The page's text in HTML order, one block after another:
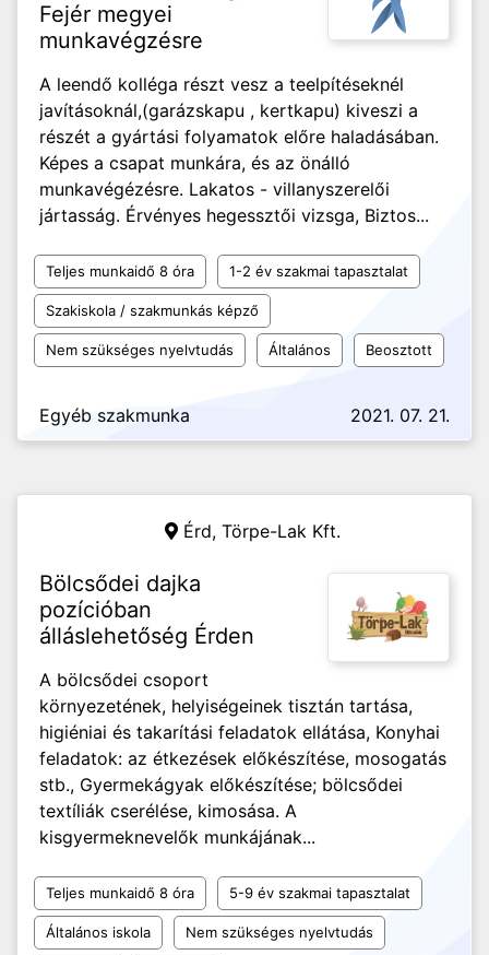
Fejér megyei
munkavégzésre
A leendő kolléga részt vesz a teelpítéseknél
javításoknál,(garázskapu , kertkapu) kiveszi a
részét a gyártási folyamatok előre haladásában.
Képes a csapat munkára, és az önálló
munkavégézésre. Lakatos - villanyszerelői
jártasság. Érvényes hegessztői vizsga, Biztos...
Teljes munkaidő 8 óra 1-2 év szakmai tapasztalat
Szakiskola / szakmunkás képző
Nem szükséges nyelvtudás Általános Beosztott
Egyéb szakmunka 2021. 07. 21.
Érd, Törpe-Lak Kft.
Bölcsődei dajka
pozícióban
álláslehetőség Érden
A bölcsődei csoport
környezetének, helyiségeinek tisztán tartása,
higiéniai és takarítási feladatok ellátása, Konyhai
feladatok: az étkezések előkészítése, mosogatás
stb., Gyermekágyak előkészítése; bölcsődei
textíliák cserélése, kimosása. A
kisgyermeknevelők munkájának...
Teljes munkaidő 8 óra 5-9 év szakmai tapasztalat
Általános iskola Nem szükséges nyelvtudás